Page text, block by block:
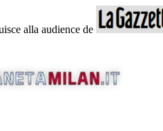
alla audience de